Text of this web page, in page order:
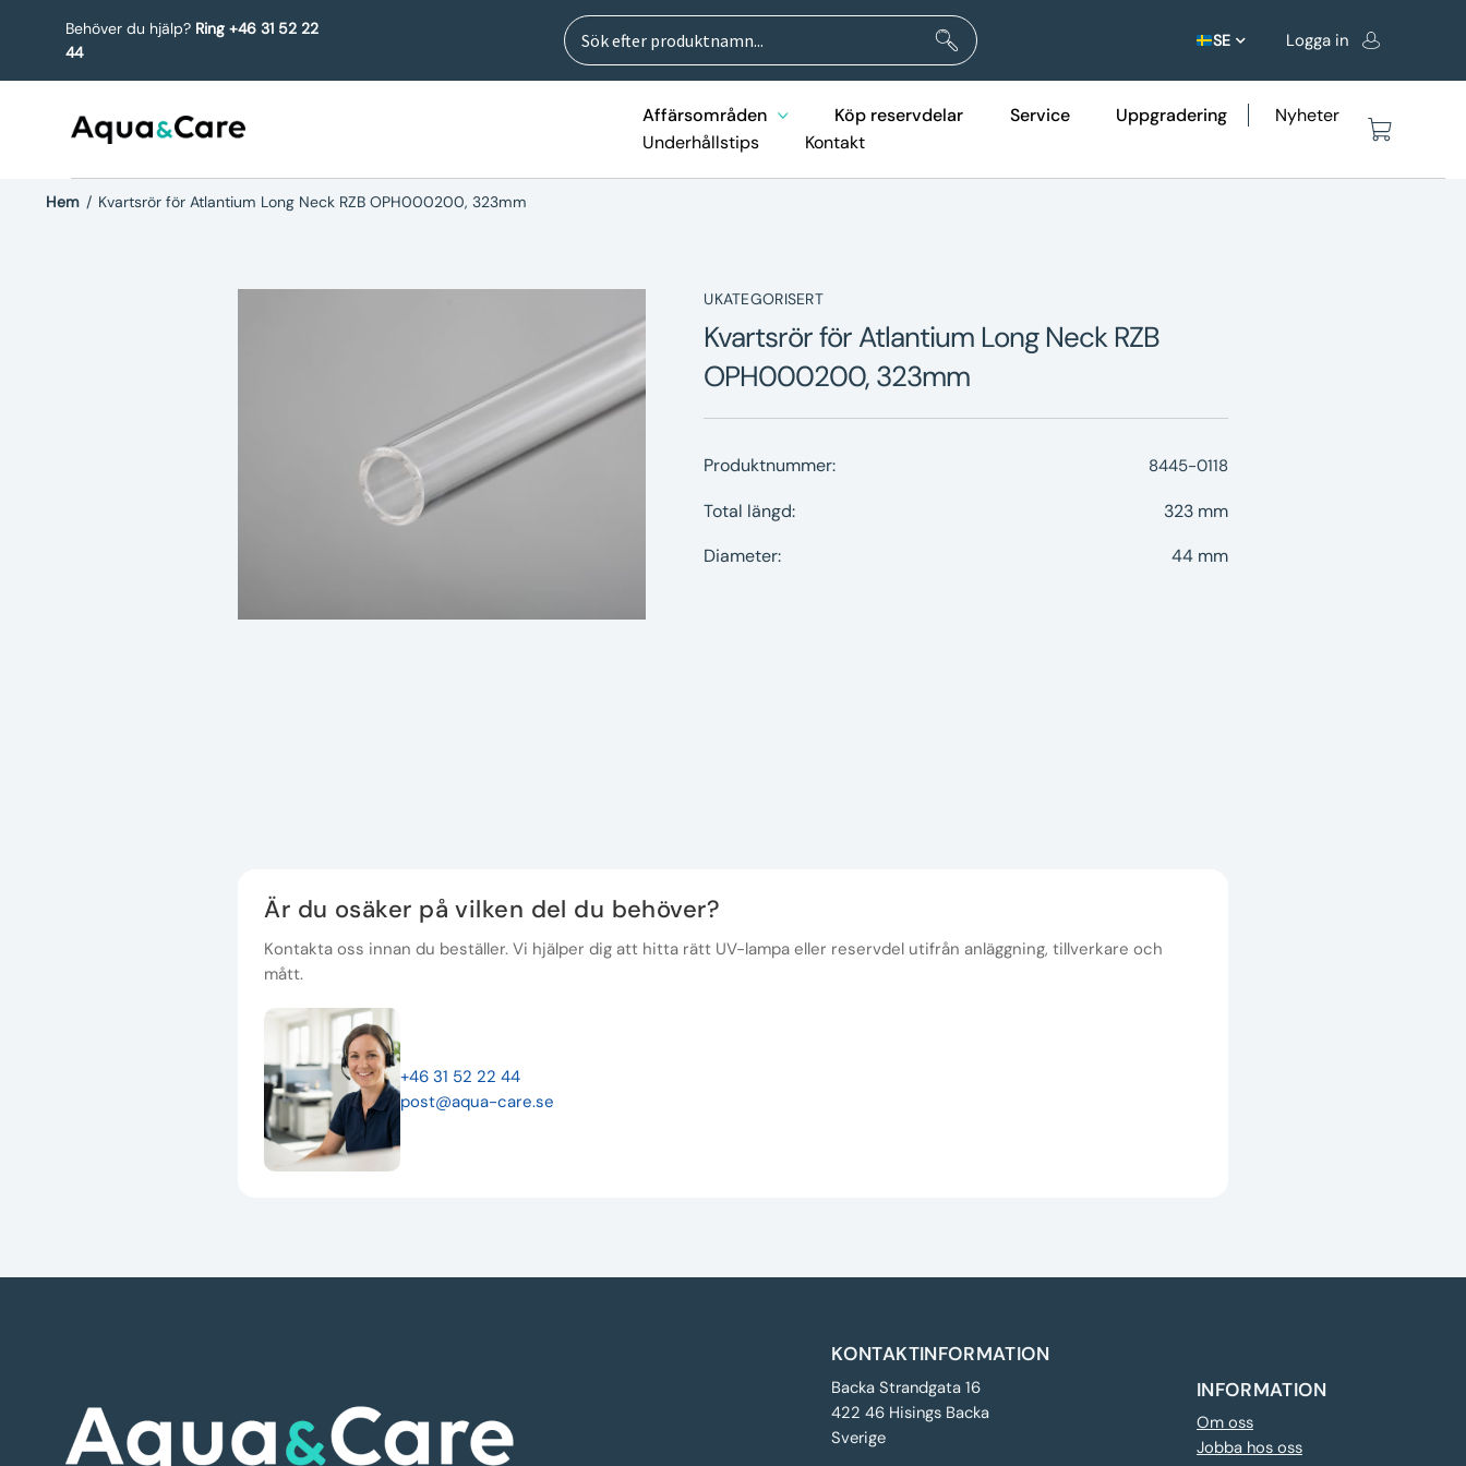
Behöver du hjälp? Ring +46 31 52 22
44
Sök
efter:
Sök
SE Logga in
Affärsområden Köp reservdelar Service Uppgradering
Nyheter
Underhållstips
Kontakt
Hem / Kvartsrör för Atlantium Long Neck RZB OPH000200, 323mm
UKATEGORISERT
Kvartsrör för Atlantium Long Neck RZB
OPH000200, 323mm
Produktnummer: 8445-0118
Total längd:
323 mm
Diameter:
44 mm
Är du osäker på vilken del du behöver?
Kontakta oss innan du beställer. Vi hjälper dig att hitta rätt UV-lampa eller reservdel utifrån anläggning, tillverkare och
mått.
+46 31 52 22 44
post@aqua-care.se
KONTAKTINFORMATION
Backa Strandgata 16
422 46 Hisings Backa
Sverige
INFORMATION
Om oss
Jobba hos oss